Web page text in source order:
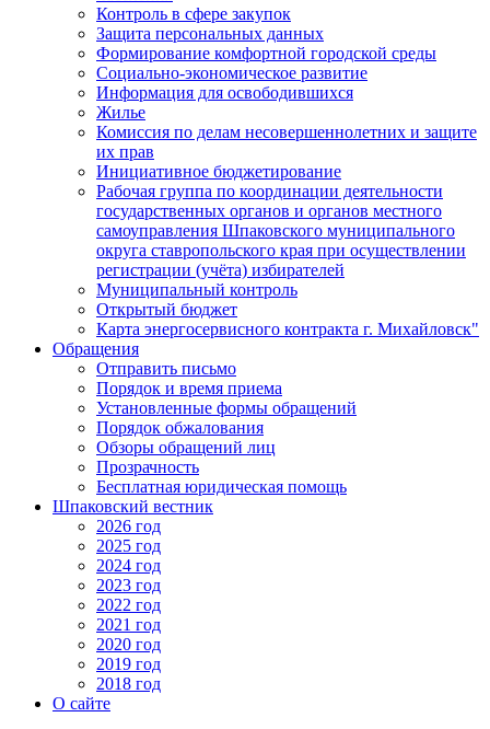
Контроль в сфере закупок
Защита персональных данных
Формирование комфортной городской среды
Социально-экономическое развитие
Информация для освободившихся
Жилье
Комиссия по делам несовершеннолетних и защите
их прав
Инициативное бюджетирование
Рабочая группа по координации деятельности
государственных органов и органов местного
самоуправления Шпаковского муниципального
округа ставропольского края при осуществлении
регистрации (учёта) избирателей
Муниципальный контроль
Открытый бюджет
Карта энергосервисного контракта г. Михайловск"
Обращения
Отправить письмо
Порядок и время приема
Установленные формы обращений
Порядок обжалования
Обзоры обращений лиц
Прозрачность
Бесплатная юридическая помощь
Шпаковский вестник
2026 год
2025 год
2024 год
2023 год
2022 год
2021 год
2020 год
2019 год
2018 год
О сайте